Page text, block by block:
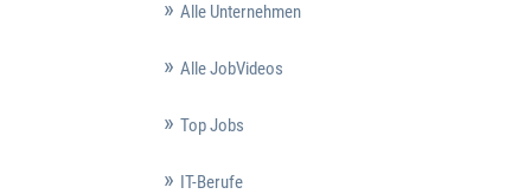
Alle Unternehmen
Alle JobVideos
Top Jobs
IT-Berufe